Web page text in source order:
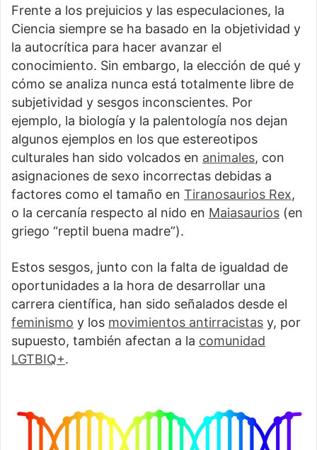
Frente a los prejuicios y las especulaciones, la
Ciencia siempre se ha basado en la objetividad y
la autocrítica para hacer avanzar el
conocimiento. Sin embargo, la elección de qué y
cómo se analiza nunca está totalmente libre de
subjetividad y sesgos inconscientes. Por
ejemplo, la biología y la palentología nos dejan
algunos ejemplos en los que estereotipos
culturales han sido volcados en animales, con
asignaciones de sexo incorrectas debidas a
factores como el tamaño en Tiranosaurios Rex,
o la cercanía respecto al nido en Maiasaurios (en
griego “reptil buena madre”).
Estos sesgos, junto con la falta de igualdad de
oportunidades a la hora de desarrollar una
carrera científica, han sido señalados desde el
feminismo y los movimientos antirracistas y, por
supuesto, también afectan a la comunidad
LGTBIQ+.